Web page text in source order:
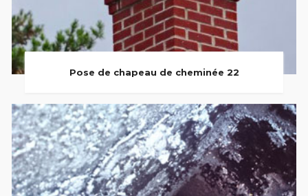
Pose de chapeau de cheminée 22